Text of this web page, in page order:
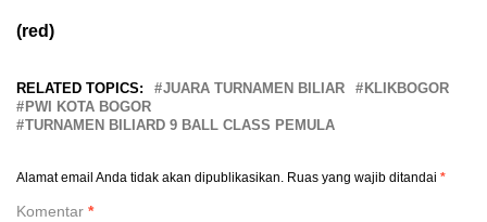
(red)
RELATED TOPICS: JUARA TURNAMEN BILIAR
KLIKBOGOR
PWI KOTA BOGOR
TURNAMEN BILIARD 9 BALL CLASS PEMULA
Alamat email Anda tidak akan dipublikasikan. Ruas yang wajib ditandai *
Komentar *